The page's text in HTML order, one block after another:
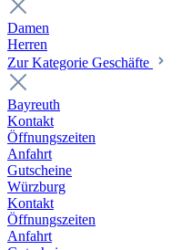
Damen
Herren
Zur Kategorie Geschäfte
Bayreuth
Kontakt
Öffnungszeiten
Anfahrt
Gutscheine
Würzburg
Kontakt
Öffnungszeiten
Anfahrt